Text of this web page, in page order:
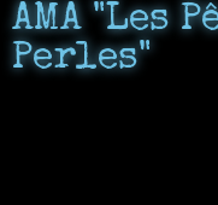
AMA "Les
Perles"